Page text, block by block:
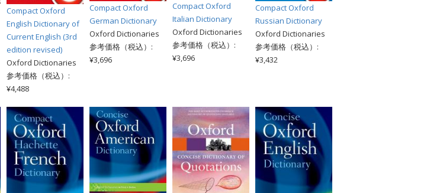
Compact Oxford
English Dictionary of
Current English (3rd
edition revised)
Oxford Dictionaries
参考価格（税込）:
¥4,488
Compact Oxford
German Dictionary
Oxford Dictionaries
参考価格（税込）:
¥3,696
Compact Oxford
Italian Dictionary
Oxford Dictionaries
参考価格（税込）:
¥3,696
Compact Oxford
Russian Dictionary
Oxford Dictionaries
参考価格（税込）:
¥3,432